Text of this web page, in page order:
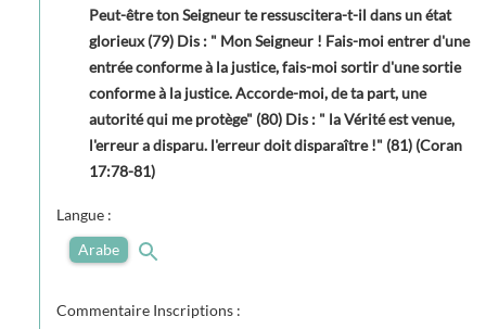
Peut-être ton Seigneur te ressuscitera-t-il dans un état
glorieux (79) Dis : " Mon Seigneur ! Fais-moi entrer d'une
entrée conforme à la justice, fais-moi sortir d'une sortie
conforme à la justice. Accorde-moi, de ta part, une
autorité qui me protège" (80) Dis : " la Vérité est venue,
l'erreur a disparu. l'erreur doit disparaître !" (81) (Coran
17:78-81)
Langue :
Arabe
Commentaire Inscriptions :